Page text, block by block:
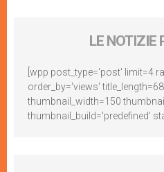
LE NOTIZIE
[wpp post_type='post' limit=4
order_by='views'
thumbnail_width=150
thumbnail_build='predefined'